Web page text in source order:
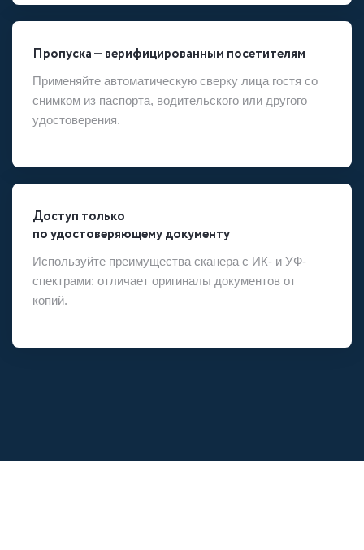
Пропуска — верифицированным посетителям
Применяйте автоматическую сверку лица гостя со
снимком из паспорта, водительского или другого
удостоверения.
Доступ только
по удостоверяющему документу
Используйте преимущества сканера с ИК- и УФ-
спектрами: отличает оригиналы документов от
копий.